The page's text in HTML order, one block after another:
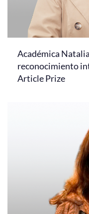
Académica
reconocimiento
Article Prize